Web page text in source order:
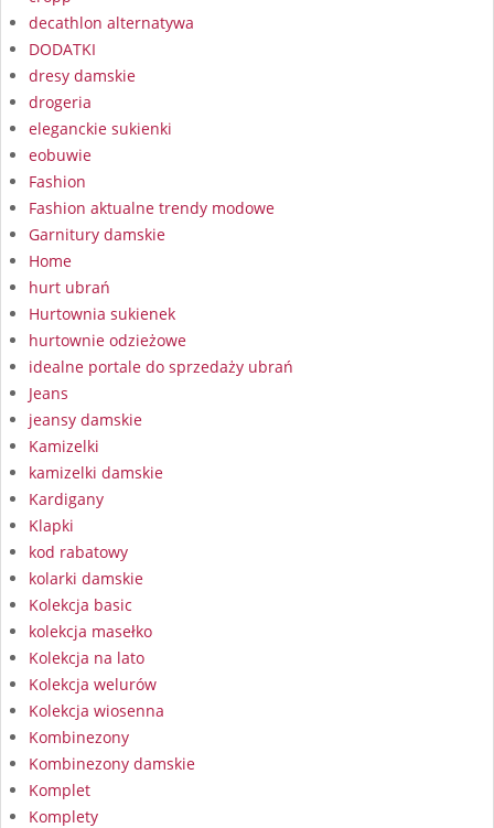
decathlon alternatywa
DODATKI
dresy damskie
drogeria
eleganckie sukienki
eobuwie
Fashion
Fashion aktualne trendy modowe
Garnitury damskie
Home
hurt ubrań
Hurtownia sukienek
hurtownie odzieżowe
idealne portale do sprzedaży ubrań
Jeans
jeansy damskie
Kamizelki
kamizelki damskie
Kardigany
Klapki
kod rabatowy
kolarki damskie
Kolekcja basic
kolekcja masełko
Kolekcja na lato
Kolekcja welurów
Kolekcja wiosenna
Kombinezony
Kombinezony damskie
Komplet
Komplety